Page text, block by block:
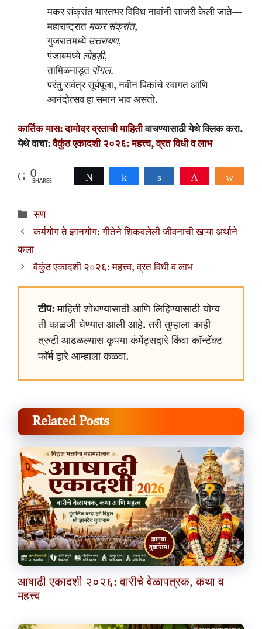
मकर संक्रांत भारतभर विविध नावांनी साजरी केली जाते—
महाराष्ट्रात मकर संक्रांत,
गुजरातमध्ये उत्तरायण,
पंजाबमध्ये लोहड़ी,
तामिळनाडूत पोंगल.
परंतु सर्वत्र सूर्यपूजा, नवीन पिकांचे स्वागत आणि
आनंदोत्सव हा समान भाव असतो.
कार्तिक मास: दामोदर व्रताची माहितीवाचण्यासाठी येथे क्लिक करा.
येथे वाचा:वैकुंठ एकादशी २०२६: महत्त्व, व्रत विधी व लाभ
0
SHARES
Tweet Share
Categories
सण
कर्मयोग ते ज्ञानयोग: गीतेने शिकवलेली जीवनाची खऱ्या अर्थाने
कला
वैकुंठ एकादशी २०२६: महत्त्व, व्रत विधी व लाभ
टीप: माहिती शोधण्यासाठी आणि लिहिण्यासाठी योग्य
ती काळजी घेण्यात आली आहे. तरी तुम्हाला काही
त्रुटी आढळल्यास कृपया कंमेंट्सद्वारे किंवा कॉन्टॅक्ट
फॉर्म द्वारे आम्हाला कळवा.
Related Posts
आषाढी एकादशी २०२६: वारीचे वेळापत्रक, कथा व
महत्त्व